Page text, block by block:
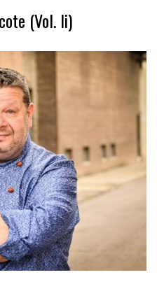
(Vol. Ii)